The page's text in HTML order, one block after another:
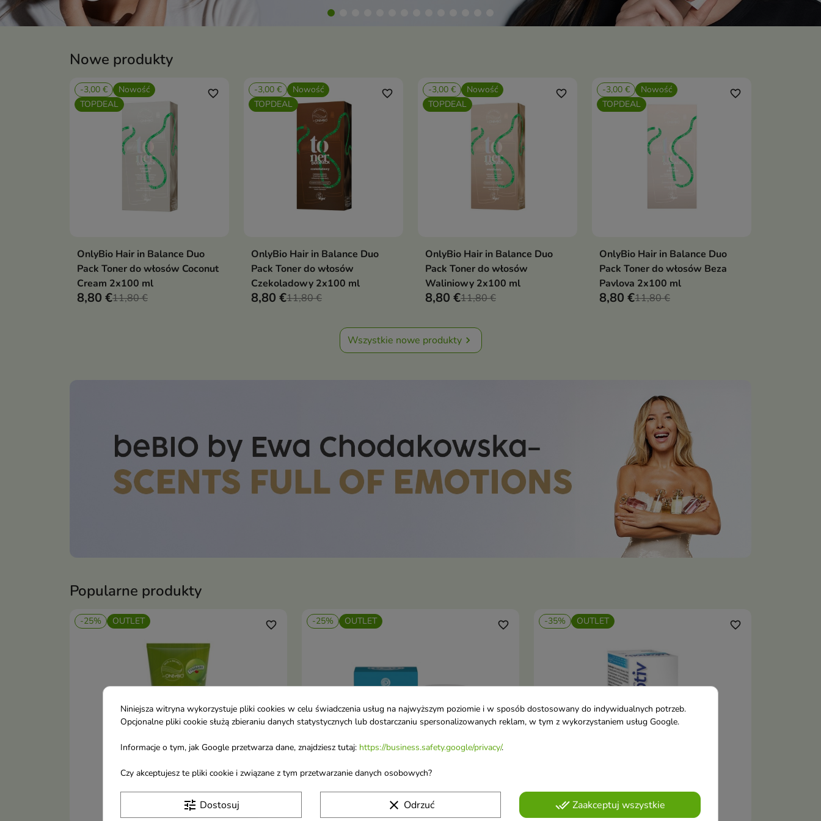
Nowe produkty
-3,00 €
Nowość
TOPDEAL
Dodaj do koszyka
favorite_border
OnlyBio Hair in Balance Duo
Pack Toner do włosów Coconut
Cream 2x100 ml
8,80 €11,80 €
-3,00 €
Nowość
TOPDEAL
Dodaj do koszyka
favorite_border
OnlyBio Hair in Balance Duo
Pack Toner do włosów
Czekoladowy 2x100 ml
8,80 €11,80 €
-3,00 €
Nowość
TOPDEAL
Dodaj do koszyka
favorite_border
OnlyBio Hair in Balance Duo
Pack Toner do włosów
Waliniowy 2x100 ml
8,80 €11,80 €
-3,00 €
Nowość
TOPDEAL
Dodaj do koszyka
favorite_border
OnlyBio Hair in Balance Duo
Pack Toner do włosów Beza
Pavlova 2x100 ml
8,80 €11,80 €
Wszystkie nowe produkty
Popularne produkty
-25% OUTLET favorite_border -25% OUTLET favorite_border -35% OUTLET favorite_border
Niniejsza witryna wykorzystuje pliki cookies w celu świadczenia usług na najwyższym poziomie i w sposób dostosowany do indywidualnych potrzeb.
Opcjonalne pliki cookie służą zbieraniu danych statystycznych lub dostarczaniu spersonalizowanych reklam, w tym z wykorzystaniem usług Google.
Informacje o tym, jak Google przetwarza dane, znajdziesz tutaj: https://business.safety.google/privacy/.
Czy akceptujesz te pliki cookie i związane z tym przetwarzanie danych osobowych?
tune Dostosuj clear Odrzuć done_allZaakceptuj wszystkie